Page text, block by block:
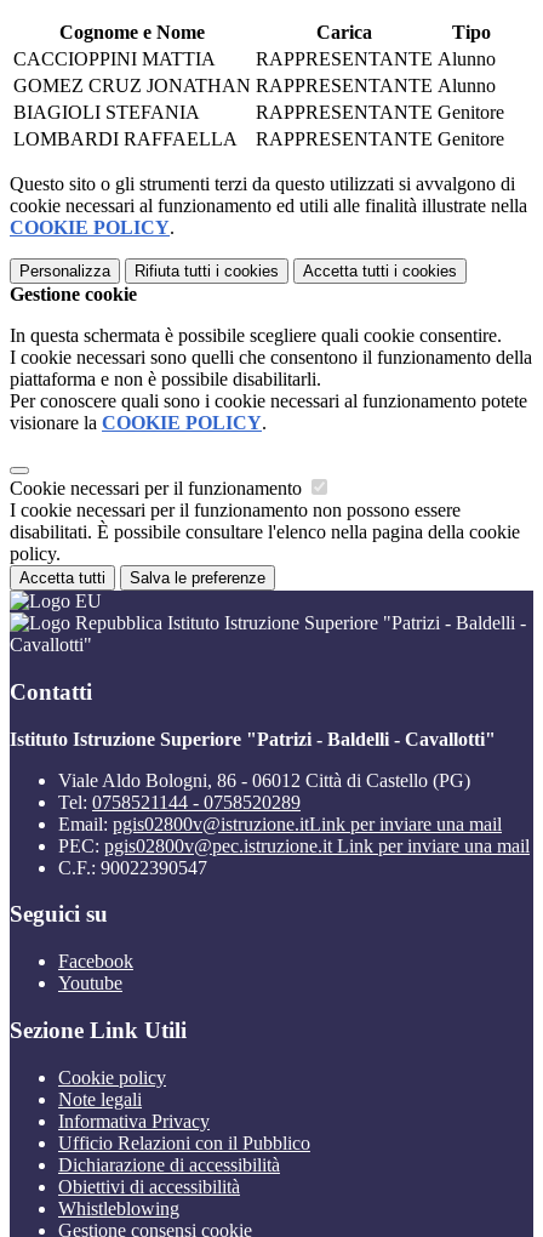
Cognome e Nome Carica
Tipo
CACCIOPPINI MATTIA
RAPPRESENTANTE Alunno
GOMEZ CRUZ JONATHAN RAPPRESENTANTE Alunno
BIAGIOLI STEFANIA
RAPPRESENTANTE Genitore
LOMBARDI RAFFAELLA
RAPPRESENTANTE Genitore
Questo sito o gli strumenti terzi da questo utilizzati si avvalgono di
cookie necessari al funzionamento ed utili alle finalità illustrate nella
COOKIE POLICY.
Personalizza Rifiuta tutti i cookies Accetta tutti i cookies
Gestione cookie
In questa schermata è possibile scegliere quali cookie consentire.
I cookie necessari sono quelli che consentono il funzionamento della
piattaforma e non è possibile disabilitarli.
Per conoscere quali sono i cookie necessari al funzionamento potete
visionare la COOKIE POLICY.
Cookie necessari per il funzionamento
I cookie necessari per il funzionamento non possono essere
disabilitati. È possibile consultare l'elenco nella pagina della cookie
policy.
Accetta tutti Salva le preferenze
Istituto Istruzione Superiore "Patrizi - Baldelli -
Cavallotti"
Contatti
Istituto Istruzione Superiore "Patrizi - Baldelli - Cavallotti"
Viale Aldo Bologni, 86 - 06012 Città di Castello (PG)
Tel: 0758521144 - 0758520289
Email: pgis02800v@istruzione.itLink per inviare una mail
PEC: pgis02800v@pec.istruzione.it Link per inviare una mail
C.F.: 90022390547
Seguici su
Facebook
Youtube
Sezione Link Utili
Cookie policy
Note legali
Informativa Privacy
Ufficio Relazioni con il Pubblico
Dichiarazione di accessibilità
Obiettivi di accessibilità
Whistleblowing
Gestione consensi cookie